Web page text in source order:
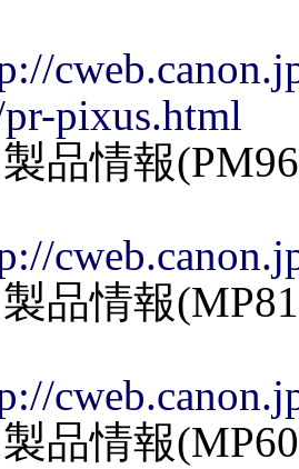
pixus.html
品情報
品情報
品情報